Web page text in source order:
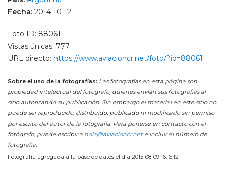
Fecha: 2014-10-12
Foto ID: 88061
Vistas únicas: 777
URL directo: https://www.aviacioncr.net/foto/?id=88061
Sobre el uso de la fotografías: Las fotografías en esta página son
propiedad intelectual del fotógrafo, quienes envían sus fotografías al
sitio autorizando su publicación. Sin embargo el material en este sitio no
puede ser reproducido, distribuido, publicado ni modificado sin permiso
por escrito del autor de la fotografía. Para ponerse en contacto con el
fotógrafo, puede escribir a hola@aviacioncr.nete incluir el número de
fotografía.
Fotografía agregada a la base de datos el día 2015-08-09 16:16:12